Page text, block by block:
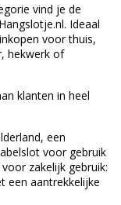
vind je de
Ideaal
voor thuis,
hekwerk of
klanten in heel
een
voor gebruik
zakelijk gebruik:
een aantrekkelijke